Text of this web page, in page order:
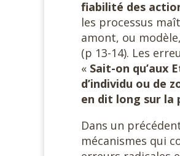
fiabilité des
les processus
amont, ou
(p 13-14). Les
« Sait-on qu’aux
d’individu ou de
en dit long sur la
Dans un
mécanismes qui